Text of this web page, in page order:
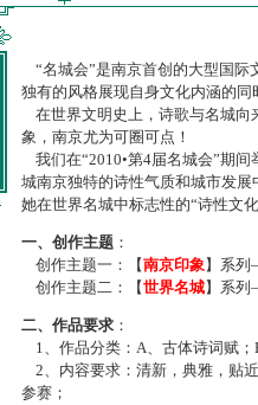
“名城会”是南京首创的大型国际
独有的风格展现自身文化内涵的
在世界文明史上，诗歌与名城向
象，南京尤为可圈可点！
我们在“2010•第4届名城会”期
城南京独特的诗性气质和城市发
她在世界名城中标志性的“诗性文
一、创作主题 ：
创作主题一：【南京印象】系
创作主题二：【世界名城】系
二、作品要求 ：
1、作品分类：A、古体诗词赋；
2、内容要求：清新，典雅，贴
参赛；